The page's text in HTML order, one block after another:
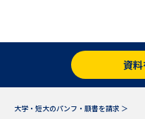
資
大学・短大のパンフ・願書を請求 ＞